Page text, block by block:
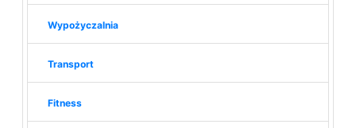
Wypożyczalnia
Transport
Fitness